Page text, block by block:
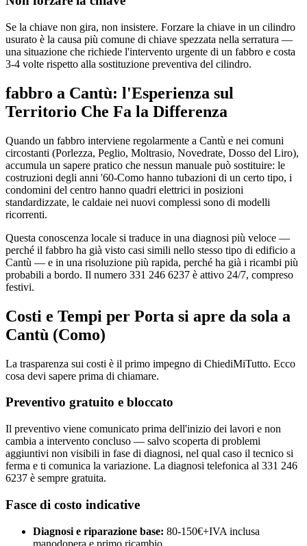
Se la chiave non gira, non insistere. Forzare la chiave in un cilindro
usurato è la causa più comune di chiave spezzata nella serratura —
una situazione che richiede l'intervento urgente di un fabbro e costa
3-4 volte rispetto alla sostituzione preventiva del cilindro.
fabbro a Cantù: l'Esperienza sul
Territorio Che Fa la Differenza
Quando un fabbro interviene regolarmente a Cantù e nei comuni
circostanti (Porlezza, Peglio, Moltrasio, Novedrate, Dosso del Liro),
accumula un sapere pratico che nessun manuale può sostituire: le
costruzioni degli anni '60-Como hanno tubazioni di un certo tipo, i
condomini del centro hanno quadri elettrici in posizioni
standardizzate, le caldaie nei nuovi complessi sono di modelli
ricorrenti.
Questa conoscenza locale si traduce in una diagnosi più veloce —
perché il fabbro ha già visto casi simili nello stesso tipo di edificio a
Cantù — e in una risoluzione più rapida, perché ha già i ricambi più
probabili a bordo. Il numero 331 246 6237 è attivo 24/7, compreso
festivi.
Costi e Tempi per Porta si apre da sola a
Cantù (Como)
La trasparenza sui costi è il primo impegno di ChiediMiTutto. Ecco
cosa devi sapere prima di chiamare.
Preventivo gratuito e bloccato
Il preventivo viene comunicato prima dell'inizio dei lavori e non
cambia a intervento concluso — salvo scoperta di problemi
aggiuntivi non visibili in fase di diagnosi, nel qual caso il tecnico si
ferma e ti comunica la variazione. La diagnosi telefonica al 331 246
6237 è sempre gratuita.
Fasce di costo indicative
Diagnosi e riparazione base: 80-150€+IVA inclusa
manodopera e primo ricambio